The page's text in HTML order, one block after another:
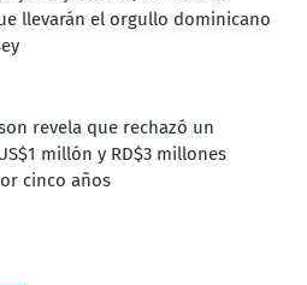
llevarán el orgullo dominicano
revela que rechazó un
millón y RD$3 millones
cinco años